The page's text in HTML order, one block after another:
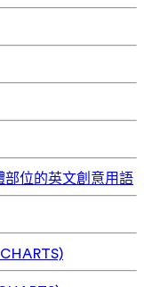
部位的英文創意用語